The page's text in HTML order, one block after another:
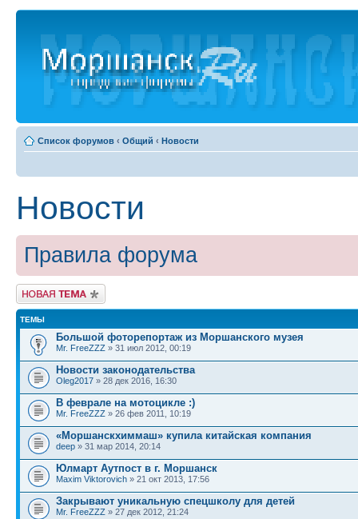
Список форумов ‹ Общий ‹ Новости
Новости
Правила форума
Новая тема
ТЕМЫ
Большой фоторепортаж из Моршанского музея
Mr. FreeZZZ » 31 июл 2012, 00:19
Новости законодательства
Oleg2017 » 28 дек 2016, 16:30
В феврале на мотоцикле :)
Mr. FreeZZZ » 26 фев 2011, 10:19
«Моршанскхиммаш» купила китайская компания
deep » 31 мар 2014, 20:14
Юлмарт Аутпост в г. Моршанск
Maxim Viktorovich » 21 окт 2013, 17:56
Закрывают уникальную спецшколу для детей
Mr. FreeZZZ » 27 дек 2012, 21:24